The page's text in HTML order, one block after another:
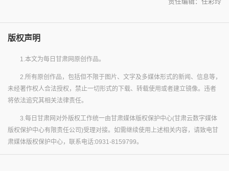
版权声明
1.本文为每日甘肃网原创作品。
2.所有原创作品，包括但不限于图片、文字及多媒体形式的新闻、信息等，
未经著作权人合法授权，禁止一切形式的下载、转载使用或者建立镜像。违者
将依法追究其相关法律责任。
3.每日甘肃网对外版权工作统一由甘肃媒体版权保护中心(甘肃云数字媒体
版权保护中心有限责任公司)受理对接。如需继续使用上述相关内容，请致电甘
肃媒体版权保护中心，联系电话:0931-8159799。